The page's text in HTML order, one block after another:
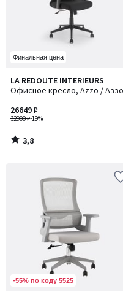
Финальная цена
LA REDOUTE INTERIEURS
Офисное кресло, Azzo / Аззо
32900 ₽-19%
26649 ₽
3,8
/ 5
3,8
/
-55% по коду 5525